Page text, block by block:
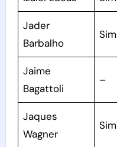
Jader
Barbalho
Sim
Jaime
Bagattoli
–
Jaques
Wagner
Sim